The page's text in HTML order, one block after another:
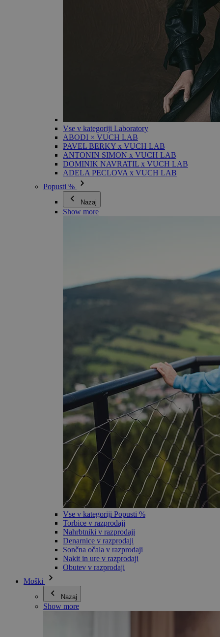
Vse v kategoriji Laboratory
ABODI × VUCH LAB
PAVEL BERKY x VUCH LAB
ANTONIN SIMON x VUCH LAB
DOMINIK NAVRATIL x VUCH LAB
ADELA PECLOVA x VUCH LAB
Popusti %
Nazaj
Show more
Vse v kategoriji Popusti %
Torbice v razprodaji
Nahrbtniki v razprodaji
Denarnice v razprodaji
Sončna očala v razprodaji
Nakit in ure v razprodaji
Obutev v razprodaji
Moški
Nazaj
Show more